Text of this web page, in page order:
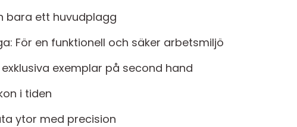
bara ett huvudplagg
För en funktionell och säker arbetsmiljö
exemplar på second hand
i tiden
ytor med precision